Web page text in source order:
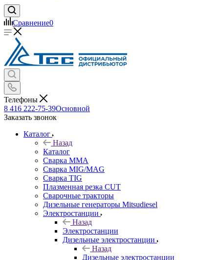
Сравнение0
Телефоны
8 416 222-75-39Основной
Заказать звонок
Каталог
Назад
Каталог
Сварка MMA
Сварка MIG/MAG
Сварка TIG
Плазменная резка CUT
Сварочные тракторы
Дизельные генераторы Mitsudiesel
Электростанции
Назад
Электростанции
Дизельные электростанции
Назад
Дизельные электростанции